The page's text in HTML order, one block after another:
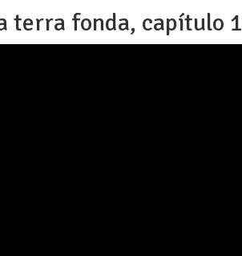
terra fonda, capítulo 1